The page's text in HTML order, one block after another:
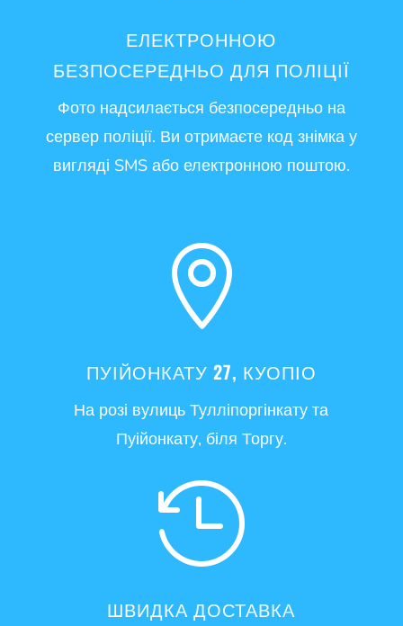
ЕЛЕКТРОННОЮ
БЕЗПОСЕРЕДНЬО ДЛЯ ПОЛІЦІЇ
Фото надсилається безпосередньо на
сервер поліції. Ви отримаєте код знімка у
вигляді SMS або електронною поштою.

ПУІЙОНКАТУ 27, КУОПІО
На розі вулиць Тулліпоргінкату та
Пуійонкату, біля Торгу.

ШВИДКА ДОСТАВКА